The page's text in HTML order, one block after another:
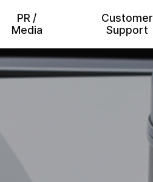
PR /
Media
Customer
Support